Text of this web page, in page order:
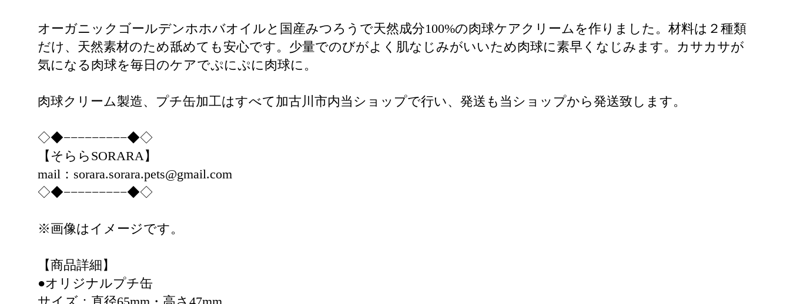
オーガニックゴールデンホホバオイルと国産みつろうで天然成分100%の肉球ケアクリームを作りました。材料は２種類
だけ、天然素材のため舐めても安心です。少量でのびがよく肌なじみがいいため肉球に素早くなじみます。カサカサが
気になる肉球を毎日のケアでぷにぷに肉球に。
肉球クリーム製造、プチ缶加工はすべて加古川市内当ショップで行い、発送も当ショップから発送致します。
◇◆−−−−−−−−−◆◇
【そららSORARA】
mail：sorara.sorara.pets@gmail.com
◇◆−−−−−−−−−◆◇
※画像はイメージです。
【商品詳細】
●オリジナルプチ缶